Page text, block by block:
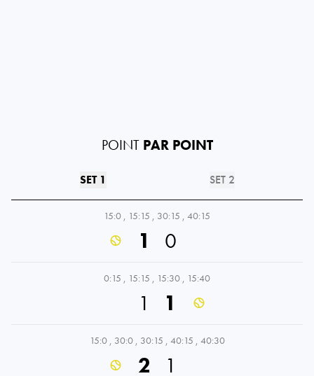
POINT PAR POINT
SET 1 SET 2
15:0 , 15:15 , 30:15 , 40:15
1 0
0:15 , 15:15 , 15:30 , 15:40
1 1
15:0 , 30:0 , 30:15 , 40:15 , 40:30
2 1